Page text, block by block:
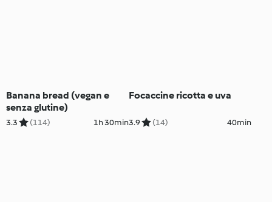
Banana bread (vegan e
senza glutine)
3.3 (114) 1h 30min
Focaccine ricotta e uva
3.9 (14) 40min